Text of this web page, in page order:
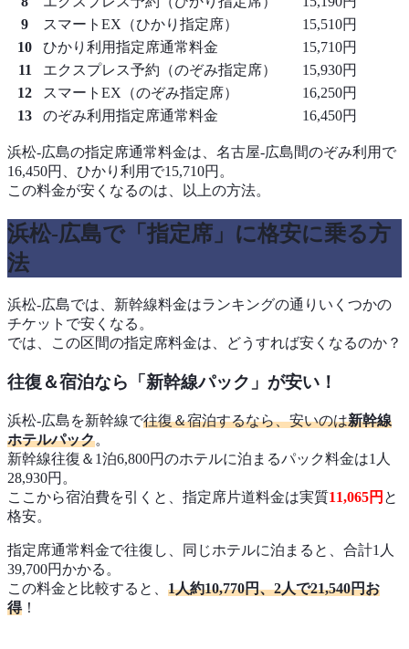
9
スマートEX（ひかり指定席）
15,510円
10
ひかり利用指定席通常料金
15,710円
11
エクスプレス予約（のぞみ指定席）
15,930円
12
スマートEX（のぞみ指定席）
16,250円
13
のぞみ利用指定席通常料金 16,450円
浜松-広島の指定席通常料金は、名古屋-広島間のぞみ利用で
16,450円、ひかり利用で15,710円。
この料金が安くなるのは、以上の方法。
浜松-広島で「指定席」に格安に乗る方
法
浜松-広島では、新幹線料金はランキングの通りいくつかの
チケットで安くなる。
では、この区間の指定席料金は、どうすれば安くなるのか？
往復＆宿泊なら「新幹線パック」が安い！
浜松-広島を新幹線で往復＆宿泊するなら、安いのは新幹線
ホテルパック。
新幹線往復＆1泊6,800円のホテルに泊まるパック料金は1人
28,930円。
ここから宿泊費を引くと、指定席片道料金は実質11,065円 と
格安。
指定席通常料金で往復し、同じホテルに泊まると、合計1人
39,700円かかる。
この料金と比較すると、 1人約10,770円、2人で21,540円お
得！